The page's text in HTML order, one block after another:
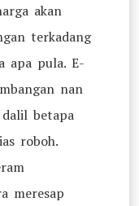
akan
terkadang
apa pula. E-
nan
betapa
roboh.
meresap